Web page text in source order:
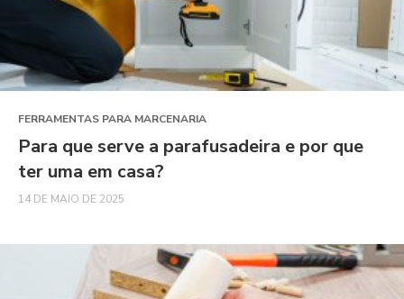
FERRAMENTAS PARA MARCENARIA
Para que serve a parafusadeira e por que
ter uma em casa?
14 DE MAIO DE 2025